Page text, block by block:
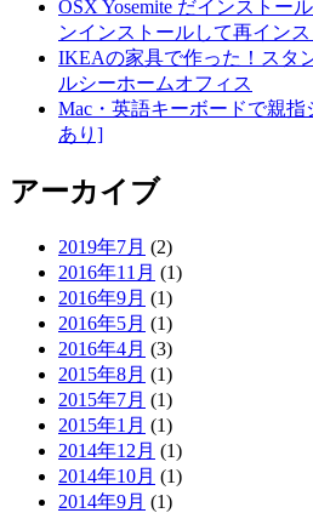
OSX Yosemite だインストー
ンインストールして再イン
IKEAの家具で作った！スタ
ルシーホームオフィス
Mac・英語キーボードで親
あり]
アーカイブ
2019年7月 (2)
2016年11月 (1)
2016年9月 (1)
2016年5月 (1)
2016年4月 (3)
2015年8月 (1)
2015年7月 (1)
2015年1月 (1)
2014年12月 (1)
2014年10月 (1)
2014年9月 (1)